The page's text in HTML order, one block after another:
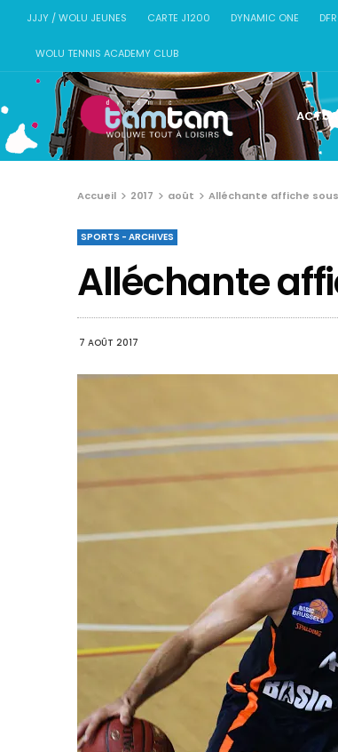
JJJY / WOLU JEUNES CARTE J1200 DYNAMIC ONE DFR
WOLU TENNIS ACADEMY CLUB
Accueil 2017 août Alléchante affiche
SPORTS - ARCHIVES
Alléchante
7 AOÛT 2017